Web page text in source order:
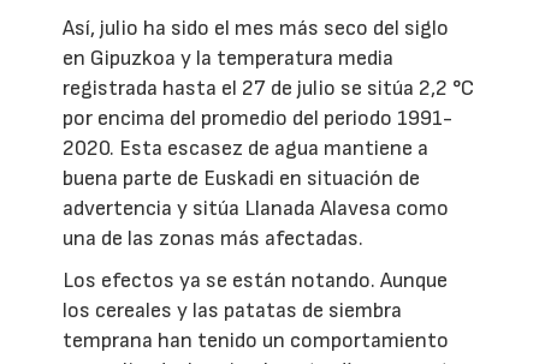
Así, julio ha sido el mes más seco del siglo
en Gipuzkoa y la temperatura media
registrada hasta el 27 de julio se sitúa 2,2 °C
por encima del promedio del periodo 1991-
2020. Esta escasez de agua mantiene a
buena parte de Euskadi en situación de
advertencia y sitúa Llanada Alavesa como
una de las zonas más afectadas.
Los efectos ya se están notando. Aunque
los cereales y las patatas de siembra
temprana han tenido un comportamiento